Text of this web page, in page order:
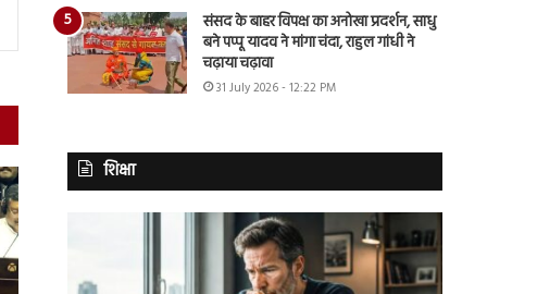
संसद के बाहर विपक्ष का अनोखा प्रदर्शन, साधु
बने पप्पू यादव ने मांगा चंदा, राहुल गांधी ने
चढ़ाया चढ़ावा
31 July 2026 - 12:22 PM
शिक्षा